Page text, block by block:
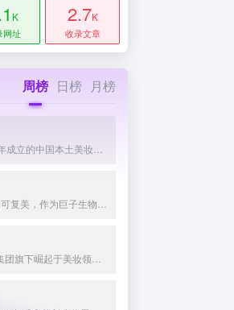
K
网址
2.7K
收录文章
周榜 日榜 月榜